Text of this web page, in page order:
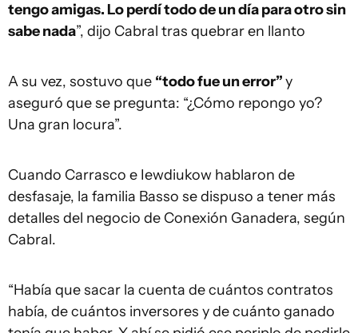
tengo amigas. Lo perdí todo de un día para otro sin
sabe nada”, dijo Cabral tras quebrar en llanto
A su vez, sostuvo que “todo fue un error”y
aseguró que se pregunta: “¿Cómo repongo yo?
Una gran locura”.
Cuando Carrasco e Iewdiukow hablaron de
desfasaje, la familia Basso se dispuso a tener más
detalles del negocio de Conexión Ganadera, según
Cabral.
“Había que sacar la cuenta de cuántos contratos
había, de cuántos inversores y de cuánto ganado